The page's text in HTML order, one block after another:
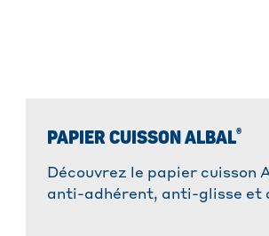
PAPIER CUISSON ALBAL®
Découvrez le papier cuisson
anti-adhérent, anti-glisse et